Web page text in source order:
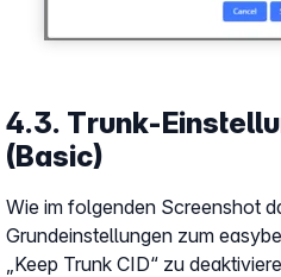
4.3. Trunk-
(Basic)
Wie im folgenden Screenshot
Grundeinstellungen zum
„Keep Trunk CID“ zu